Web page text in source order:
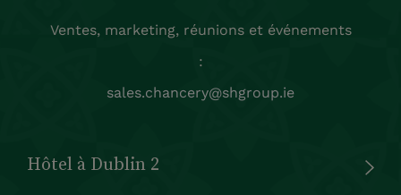
Ventes, marketing, réunions et événements
:
sales.chancery@shgroup.ie
Hôtel à Dublin 2